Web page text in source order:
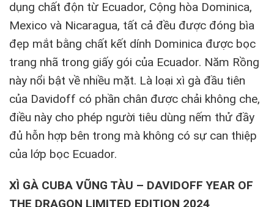
dụng chất độn từ Ecuador, Cộng hòa Dominica,
Mexico và Nicaragua, tất cả đều được đóng bìa
đẹp mắt bằng chất kết dính Dominica được bọc
trang nhã trong giấy gói của Ecuador. Năm Rồng
này nổi bật về nhiều mặt. Là loại xì gà đầu tiên
của Davidoff có phần chân được chải không che,
điều này cho phép người tiêu dùng nếm thử đầy
đủ hỗn hợp bên trong mà không có sự can thiệp
của lớp bọc Ecuador.
XÌ GÀ CUBA VŨNG TÀU – DAVIDOFF YEAR OF
THE DRAGON LIMITED EDITION 2024